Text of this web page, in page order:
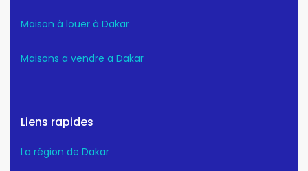
Maison à louer à Dakar
Maisons a vendre a Dakar
Liens rapides
La région de Dakar